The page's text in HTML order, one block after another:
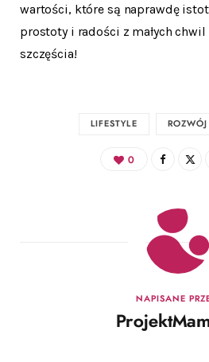
wartości, które są naprawdę
prostoty i radości z małych
szczęścia!
LIFESTYLE
0
NAPISANE